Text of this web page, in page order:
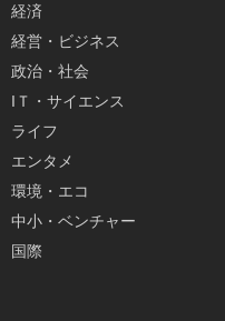
経済
経営・ビジネス
政治・社会
IＴ・サイエンス
ライフ
エンタメ
環境・エコ
中小・ベンチャー
国際